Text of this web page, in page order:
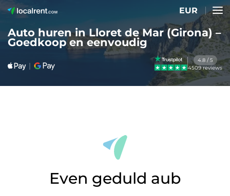
EUR
Auto huren in Lloret de Mar (Girona) –
Goedkoop en eenvoudig
4.8 / 5
4509 reviews
Even geduld aub